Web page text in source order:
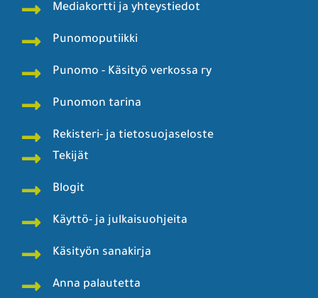
Mediakortti ja yhteystiedot
Punomoputiikki
Punomo - Käsityö verkossa ry
Punomon tarina
Rekisteri- ja tietosuojaseloste
Tekijät
Blogit
Käyttö- ja julkaisuohjeita
Käsityön sanakirja
Anna palautetta